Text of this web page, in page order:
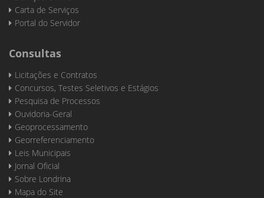
Carta de Serviços
Portal do Servidor
Consultas
Licitações e Contratos
Concursos, Testes Seletivos e Estágios
Pesquisa de Processos
Ouvidoria-Geral
Geoprocessamento
Georreferenciamento
Leis Municipais
Jornal Oficial
Sobre Londrina
Mapa do Site